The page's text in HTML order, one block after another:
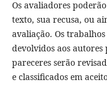
Os avaliadores
texto, sua recusa, ou
avaliação. Os
devolvidos aos autores
pareceres serão
e classificados em